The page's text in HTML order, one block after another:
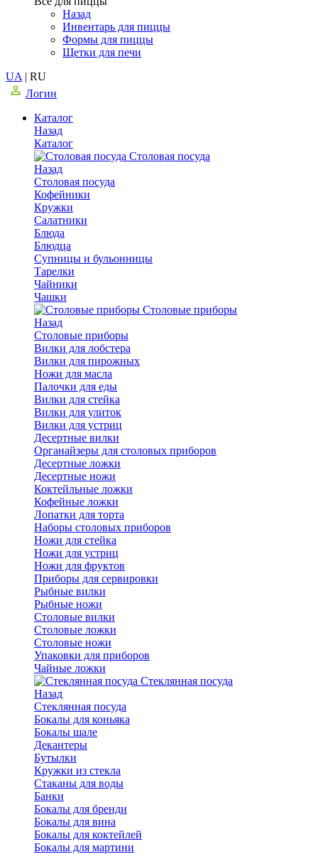
Назад
Инвентарь для пиццы
Формы для пиццы
Щетки для печи
UA | RU
Логин
Каталог
Назад
Каталог
Столовая посуда
Назад
Столовая посуда
Кофейники
Кружки
Салатники
Блюда
Блюдца
Супницы и бульонницы
Тарелки
Чайники
Чашки
Cтоловые приборы
Назад
Cтоловые приборы
Вилки для лобстера
Вилки для пирожных
Ножи для масла
Палочки для еды
Вилки для стейка
Вилки для улиток
Вилки для устриц
Десертные вилки
Органайзеры для столовых приборов
Десертные ложки
Десертные ножи
Коктейльные ложки
Кофейные ложки
Лопатки для торта
Наборы столовых приборов
Ножи для стейка
Ножи для устриц
Ножи для фруктов
Приборы для сервировки
Рыбные вилки
Рыбные ножи
Столовые вилки
Столовые ложки
Столовые ножи
Упаковки для приборов
Чайные ложки
Стеклянная посуда
Назад
Стеклянная посуда
Бокалы для коньяка
Бокалы шале
Декантеры
Бутылки
Кружки из стекла
Стаканы для воды
Банки
Бокалы для бренди
Бокалы для вина
Бокалы для коктейлей
Бокалы для мартини